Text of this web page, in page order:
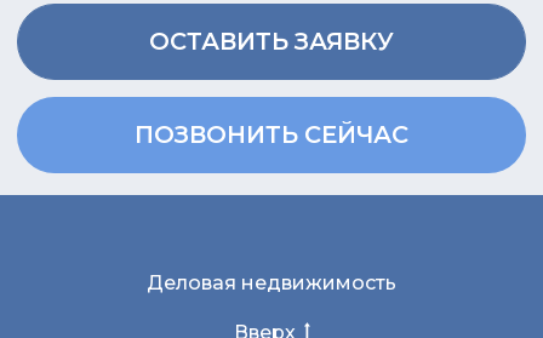
Деловая недвижимость
Вверх